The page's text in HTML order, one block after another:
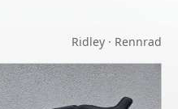
Ridley · Rennrad